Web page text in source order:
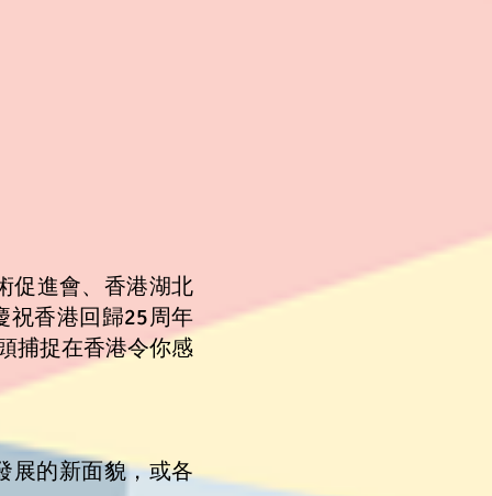
進會、 香港湖北
祝香港回歸25周年
捕捉在香港令你感
展的新面貌，或各